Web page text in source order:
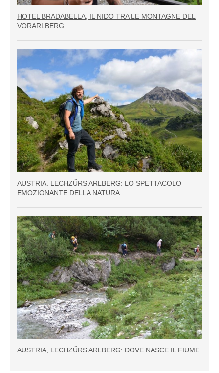
HOTEL BRADABELLA, IL NIDO TRA LE MONTAGNE DEL
VORARLBERG
AUSTRIA, LECHZŰRS ARLBERG: LO SPETTACOLO
EMOZIONANTE DELLA NATURA
AUSTRIA, LECHZŰRS ARLBERG: DOVE NASCE IL FIUME